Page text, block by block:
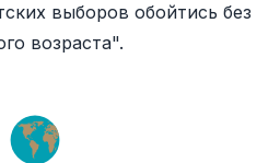
выборов обойтись без
возраста".